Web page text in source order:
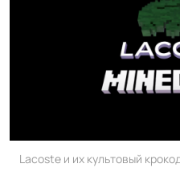
Lacoste и их культовый